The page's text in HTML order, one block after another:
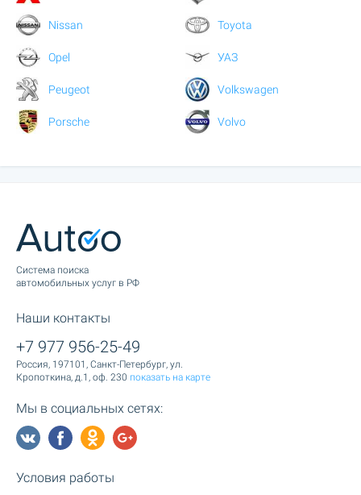
Nissan
Opel
Peugeot
Porsche
Toyota
УАЗ
Volkswagen
Volvo
Cистема поиска
автомобильных услуг в РФ
Наши контакты
+7 977 956-25-49
Россия, 197101, Санкт-Петербург, ул.
Кропоткина, д.1, оф. 230 показать на карте
Мы в социальных сетях:
Условия работы